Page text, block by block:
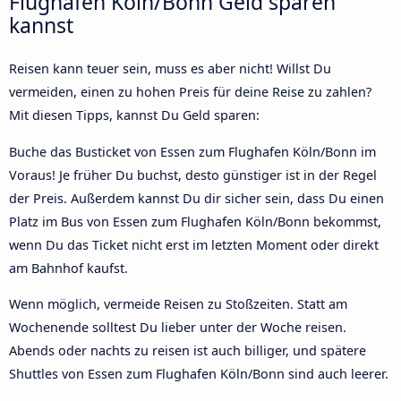
kannst
Reisen kann teuer sein, muss es aber nicht! Willst Du
vermeiden, einen zu hohen Preis für deine Reise zu zahlen?
Mit diesen Tipps, kannst Du Geld sparen:
Buche das Busticket von Essen zum Flughafen Köln/Bonn im
Voraus! Je früher Du buchst, desto günstiger ist in der Regel
der Preis. Außerdem kannst Du dir sicher sein, dass Du einen
Platz im Bus von Essen zum Flughafen Köln/Bonn bekommst,
wenn Du das Ticket nicht erst im letzten Moment oder direkt
am Bahnhof kaufst.
Wenn möglich, vermeide Reisen zu Stoßzeiten. Statt am
Wochenende solltest Du lieber unter der Woche reisen.
Abends oder nachts zu reisen ist auch billiger, und spätere
Shuttles von Essen zum Flughafen Köln/Bonn sind auch leerer.